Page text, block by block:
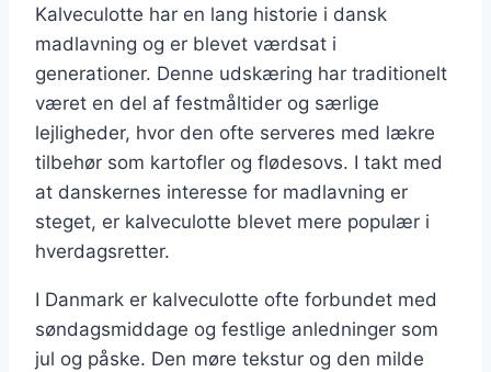
Kalveculotte har en lang historie i dansk
madlavning og er blevet værdsat i
generationer. Denne udskæring har traditionelt
været en del af festmåltider og særlige
lejligheder, hvor den ofte serveres med lækre
tilbehør som kartofler og flødesovs. I takt med
at danskernes interesse for madlavning er
steget, er kalveculotte blevet mere populær i
hverdagsretter.
I Danmark er kalveculotte ofte forbundet med
søndagsmiddage og festlige anledninger som
jul og påske. Den møre tekstur og den milde